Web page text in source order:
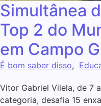
Simultânea
Top 2 do
em Campo
É bom saber disso,
Vitor Gabriel Vilela, de 7
categoria, desafia 15